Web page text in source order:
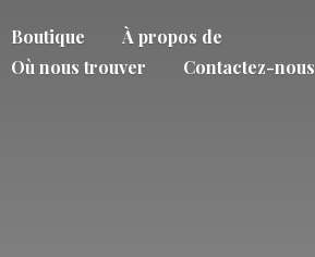
Boutique
À propos de
Où nous trouver
Contactez-nous